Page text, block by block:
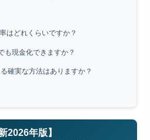
はどれくらいですか？
も現金化できますか？
確実な方法はありますか？
2026年版】